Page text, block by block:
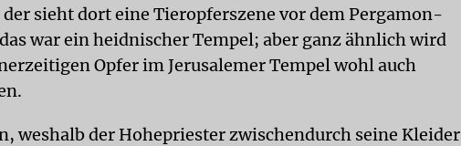
sieht dort eine Tieropferszene vor dem Pergamon-
war ein heidnischer Tempel; aber ganz ähnlich wird
Opfer im Jerusalemer Tempel wohl auch
weshalb der Hohepriester zwischendurch seine Kleider